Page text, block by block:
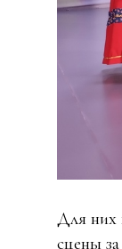
Для них
сцены